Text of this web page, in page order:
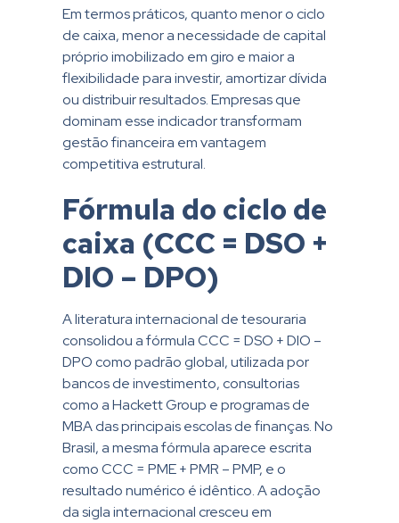
Em termos práticos, quanto menor o ciclo
de caixa, menor a necessidade de capital
próprio imobilizado em giro e maior a
flexibilidade para investir, amortizar dívida
ou distribuir resultados. Empresas que
dominam esse indicador transformam
gestão financeira em vantagem
competitiva estrutural.
Fórmula do ciclo de
caixa (CCC = DSO +
DIO – DPO)
A literatura internacional de tesouraria
consolidou a fórmula CCC = DSO + DIO –
DPO como padrão global, utilizada por
bancos de investimento, consultorias
como a Hackett Group e programas de
MBA das principais escolas de finanças. No
Brasil, a mesma fórmula aparece escrita
como CCC = PME + PMR – PMP, e o
resultado numérico é idêntico. A adoção
da sigla internacional cresceu em